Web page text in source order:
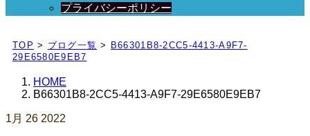
プライバシーポリシー
日々、ブログを更新中！
TOP > ブログ一覧 >
B66301B8-2CC5-4413-A9F7-
29E6580E9EB7
HOME
B66301B8-2CC5-4413-A9F7-29E6580E9EB7
1月 26 2022